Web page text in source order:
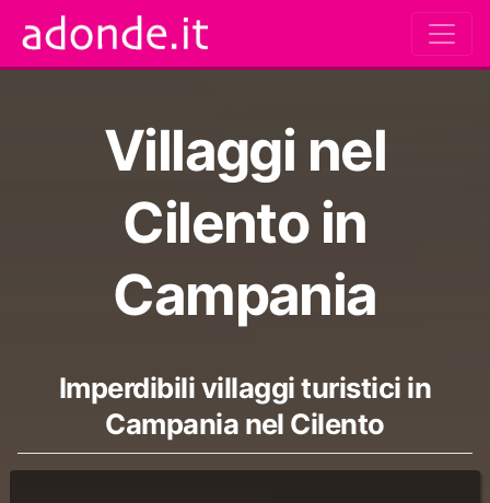
Villaggi nel
Cilento in
Campania
Imperdibili villaggi turistici in
Campania nel Cilento